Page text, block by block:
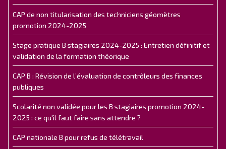
CAP de non titularisation des techniciens géomètres
promotion 2024-2025
Stage pratique B stagiaires 2024-2025 : Entretien définitif et
validation de la formation théorique
CAP B : Révision de l’évaluation de contrôleurs des finances
publiques
Scolarité non validée pour les B stagiaires promotion 2024-
2025 : ce qu'il faut faire sans attendre ?
CAP nationale B pour refus de télétravail